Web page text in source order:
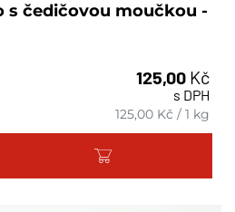
s čedičovou moučkou -
125,00 Kč
s DPH
125,00 Kč /1 kg